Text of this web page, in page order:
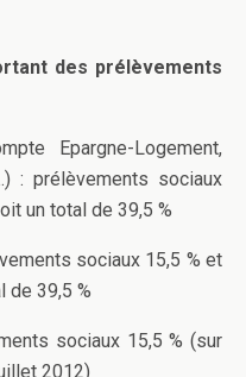
des prélèvements
Epargne-Logement,
: prélèvements sociaux
un total de 39,5 %
sociaux 15,5 % et
de 39,5 %
sociaux 15,5 % (sur
2012)